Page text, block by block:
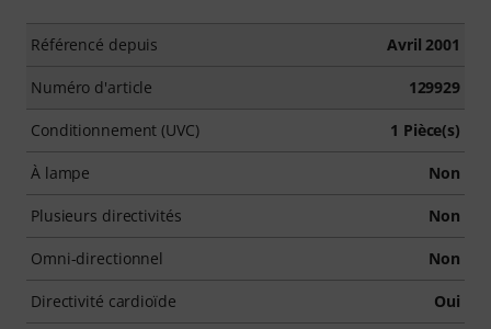
Référencé depuis Avril 2001
Numéro d'article 129929
Conditionnement (UVC) 1 Pièce(s)
À lampe Non
Plusieurs directivités Non
Omni-directionnel Non
Directivité cardioïde Oui